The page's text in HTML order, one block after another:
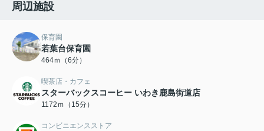
周辺施設
保育園
若葉台保育園
464ｍ（6分）
喫茶店・カフェ
スターバックスコーヒー いわき鹿島街道店
1172ｍ（15分）
コンビニエンスストア